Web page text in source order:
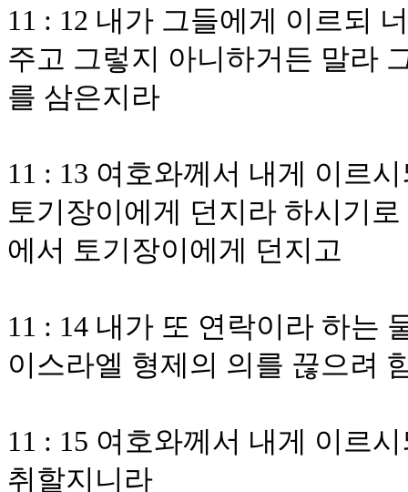
11 : 12 내가 그들에게 이르되
주고 그렇지 아니하거든 말라
를 삼은지라
11 : 13 여호와께서 내게 이르
토기장이에게 던지라 하시기
에서 토기장이에게 던지고
11 : 14 내가 또 연락이라 하는
이스라엘 형제의 의를 끊으려
11 : 15 여호와께서 내게 이르
취할지니라